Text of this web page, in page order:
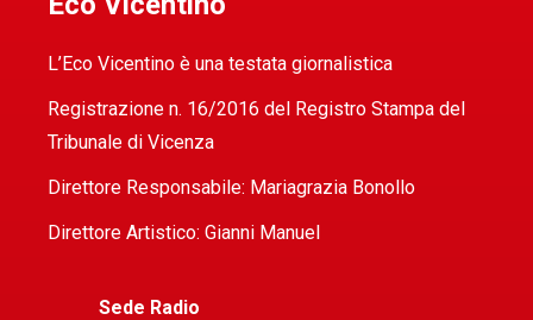
L’Eco Vicentino è una testata giornalistica
Registrazione n. 16/2016 del Registro Stampa del
Tribunale di Vicenza
Direttore Responsabile: Mariagrazia Bonollo
Direttore Artistico: Gianni Manuel
Sede Radio